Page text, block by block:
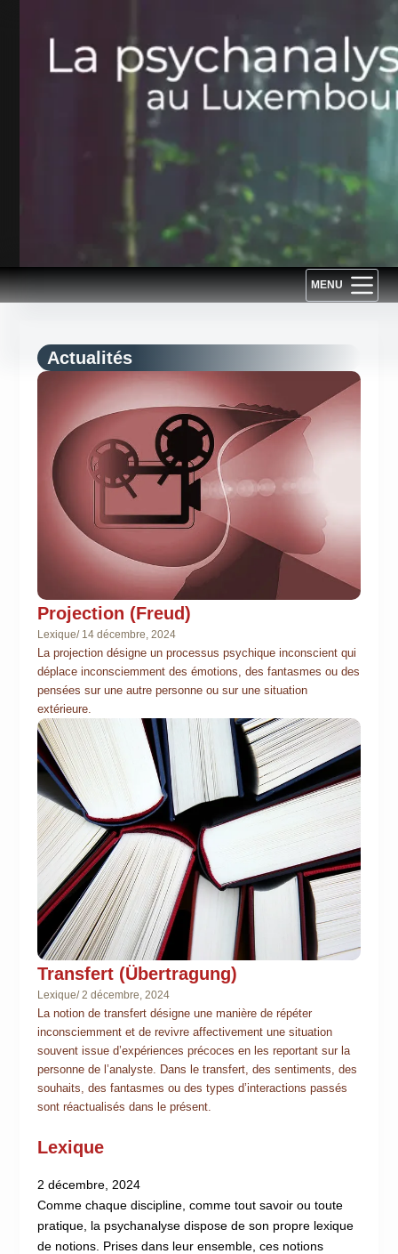
MENU
Actualités
Projection (Freud)
Lexique/ 14 décembre, 2024
La projection désigne un processus psychique inconscient qui
déplace inconsciemment des émotions, des fantasmes ou des
pensées sur une autre personne ou sur une situation
extérieure.
Transfert (Übertragung)
Lexique/2 décembre, 2024
La notion de transfert désigne une manière de répéter
inconsciemment et de revivre affectivement une situation
souvent issue d’expériences précoces en les reportant sur la
personne de l’analyste. Dans le transfert, des sentiments, des
souhaits, des fantasmes ou des types d’interactions passés
sont réactualisés dans le présent.
Lexique
2 décembre, 2024
Comme chaque discipline, comme tout savoir ou toute
pratique, la psychanalyse dispose de son propre lexique
de notions. Prises dans leur ensemble, ces notions